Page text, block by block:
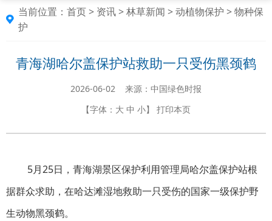
当前位置： 首页> 资讯>林草新闻 >动植物保护 >物种保
护
青海湖哈尔盖保护站救助一只受伤黑颈鹤
2026-06-02 来源：中国绿色时报
【字体： 大 中 小】 打印本页
5月25日，青海湖景区保护利用管理局哈尔盖保护站根
据群众求助，在哈达滩湿地救助一只受伤的国家一级保护野
生动物黑颈鹤。